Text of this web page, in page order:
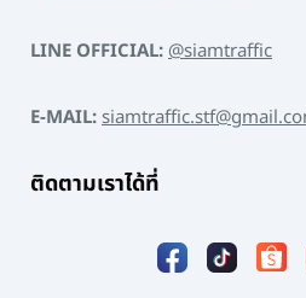
LINE OFFICIAL:@siamtraffic
E-MAIL:
ติดตามเราได้ที่